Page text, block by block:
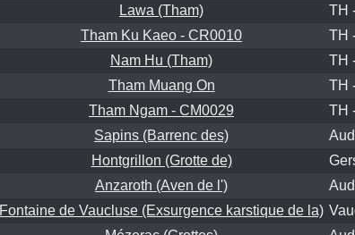
Lawa (Tham)
TH
Tham Ku Kaeo - CR0010
TH
Nam Hu (Tham)
TH
Tham Muang On
TH
Tham Ngam - CM0029
TH
Sapins (Barrenc des)
Hontgrillon (Grotte de)
Anzaroth (Aven de l')
Fontaine de Vaucluse (Exsurgence karstique de la)